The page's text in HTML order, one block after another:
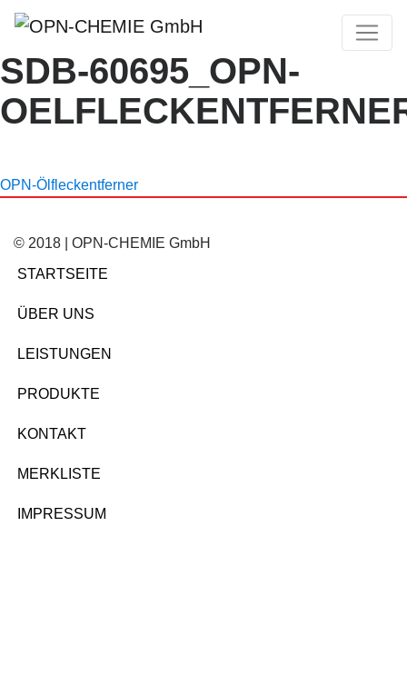
SDB-60695_OPN-
OPN-Ölfleckentferner
© 2018 | OPN-CHEMIE GmbH
STARTSEITE
ÜBER UNS
LEISTUNGEN
PRODUKTE
KONTAKT
MERKLISTE
IMPRESSUM